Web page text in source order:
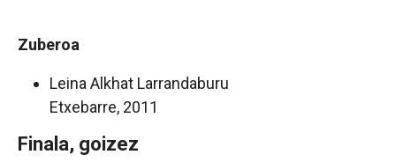
Zuberoa
Leina Alkhat Larrandaburu
Etxebarre, 2011
Finala, goizez